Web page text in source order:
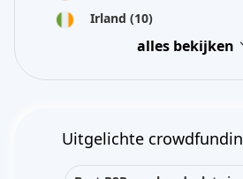
Irland (10)
alles bekijken
Uitgelichte